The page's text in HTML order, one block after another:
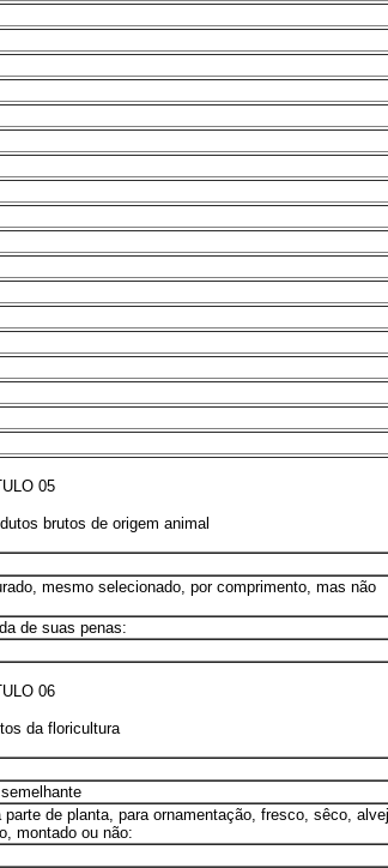
05
brutos de origem animal
mesmo selecionado, por comprimento, mas não
de suas penas:
06
da floricultura
de planta, para ornamentação, fresco, sêco,
montado ou não: